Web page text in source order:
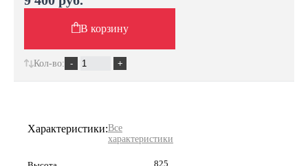
Характеристики:Все
характеристики
825
В корзину
Кол-во: